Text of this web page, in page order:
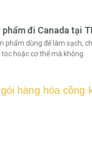
phẩm đi Canada tại
phẩm dùng để làm sạch,
hoặc cơ thể mà không